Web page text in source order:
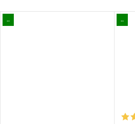
.. ..